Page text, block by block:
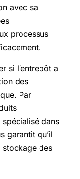
avec sa
processus
si l’entrepôt a
des
Par
dans
garantit qu’il
stockage des